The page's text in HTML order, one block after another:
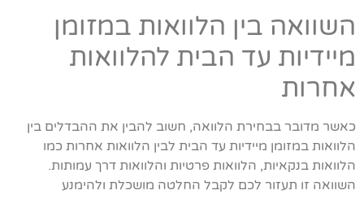
השוואה בין הלוואות במזומן
מיידיות עד הבית להלוואות
אחרות
כאשר מדובר בבחירת הלוואה, חשוב להבין את ההבדלים בין
הלוואות במזומן מיידיות עד הבית לבין הלוואות אחרות כמו
הלוואות בנקאיות, הלוואות פרטיות והלוואות דרך עמותות.
השוואה זו תעזור לכם לקבל החלטה מושכלת ולהימנע